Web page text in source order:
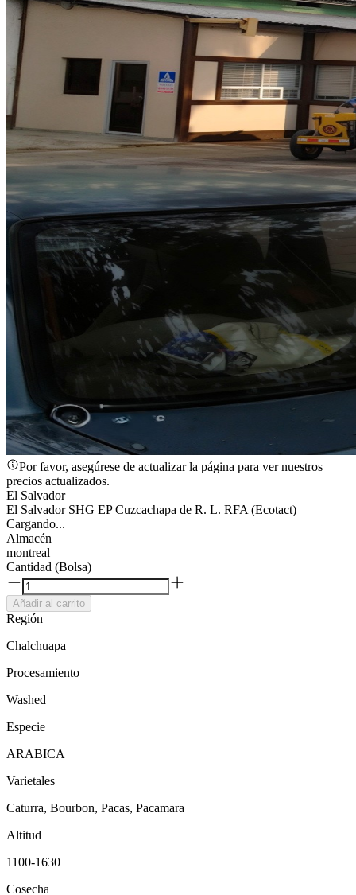
Por favor, asegúrese de actualizar la página para ver nuestros
precios actualizados.
El Salvador
El Salvador SHG EP Cuzcachapa de R. L. RFA (Ecotact)
Cargando...
Almacén
montreal
Cantidad (Bolsa)
Añadir al carrito
Región
Chalchuapa
Procesamiento
Washed
Especie
ARABICA
Varietales
Caturra, Bourbon, Pacas, Pacamara
Altitud
1100-1630
Cosecha